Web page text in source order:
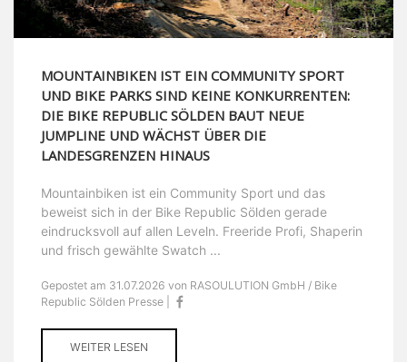
MOUNTAINBIKEN IST EIN COMMUNITY SPORT
UND BIKE PARKS SIND KEINE KONKURRENTEN:
DIE BIKE REPUBLIC SÖLDEN BAUT NEUE
JUMPLINE UND WÄCHST ÜBER DIE
LANDESGRENZEN HINAUS
Mountainbiken ist ein Community Sport und das
beweist sich in der Bike Republic Sölden gerade
eindrucksvoll auf allen Leveln. Freeride Profi, Shaperin
und frisch gewählte Swatch ...
Gepostet am 31.07.2026 von RASOULUTION GmbH / Bike
Republic Sölden Presse |
WEITER LESEN